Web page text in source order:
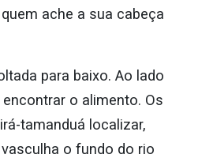
ache a sua cabeça
para baixo. Ao lado
o alimento. Os
tamanduá localizar,
o fundo do rio